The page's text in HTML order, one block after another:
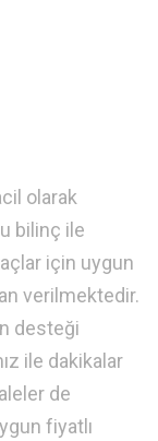
olarak
bilinç ile
için uygun
verilmektedir.
desteği
ile dakikalar
de
fiyatlı